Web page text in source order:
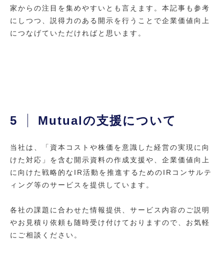
家からの注目を集めやすいとも言えます。本記事も参考
にしつつ、説得力のある開示を行うことで企業価値向上
につなげていただければと思います。
5 Mutualの支援について
当社は、「資本コストや株価を意識した経営の実現に向
けた対応」を含む開示資料の作成支援や、企業価値向上
に向けた戦略的なIR活動を推進するためのIRコンサルテ
ィング等のサービスを提供しています。
各社の課題に合わせた情報提供、サービス内容のご説明
やお見積り依頼も随時受け付けておりますので、お気軽
にご相談ください。